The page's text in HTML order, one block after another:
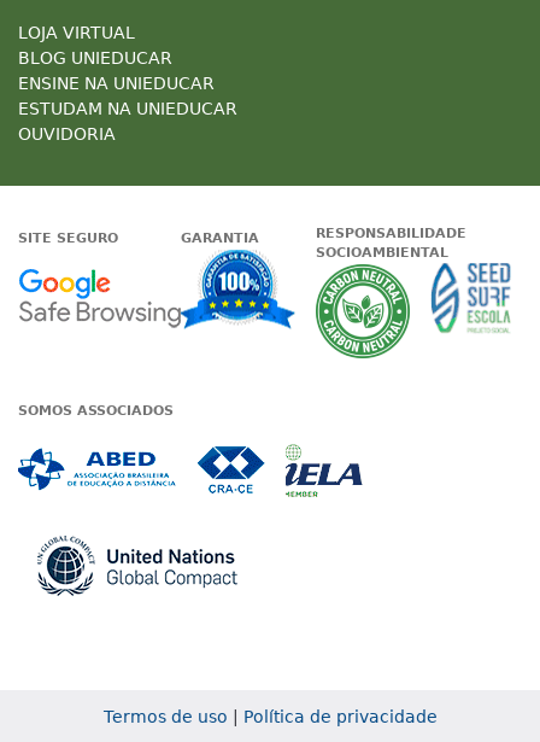
LOJA VIRTUAL
BLOG UNIEDUCAR
ENSINE NA UNIEDUCAR
ESTUDAM NA UNIEDUCAR
OUVIDORIA
SITE SEGURO
Google - Status do site no
GARANTIA
Garantia de
RESPONSABILIDADE
SOCIOAMBIENTAL
A
SOMOS ASSOCIADOS
Termos de uso Política de privacidade